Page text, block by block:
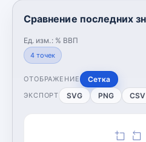
Сравнение последних
Ед. изм.: % ВВП
4 точек
ОТОБРАЖЕНИЕ Сетка
ЭКСПОРТ SVG PNG CSV